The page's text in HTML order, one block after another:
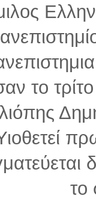
το
το